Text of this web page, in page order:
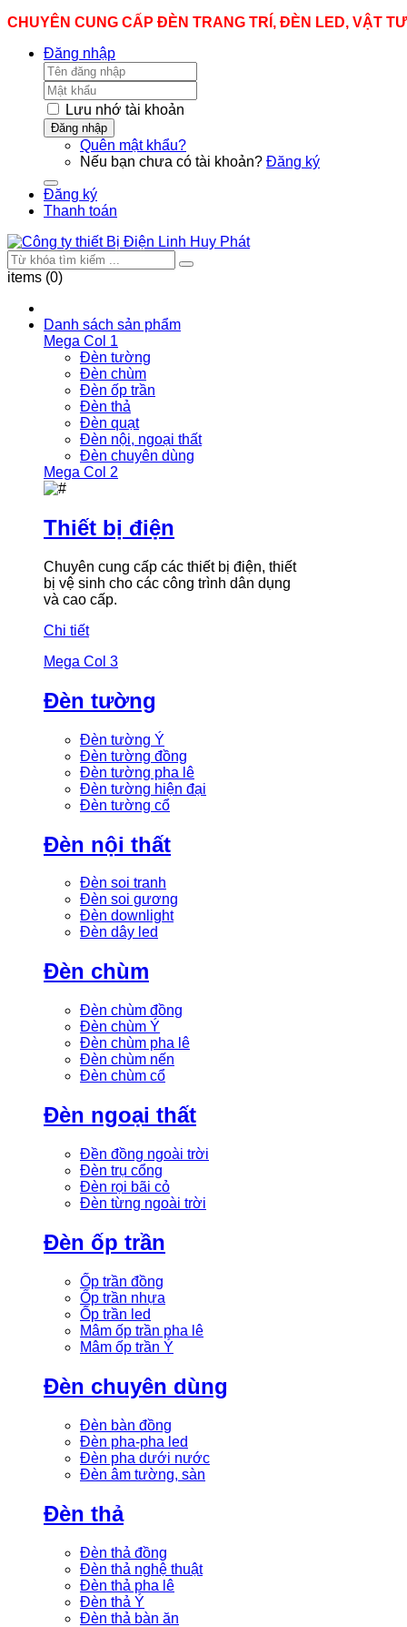
CHUYÊN CUNG CẤP ĐÈN TRANG TRÍ, ĐÈN LED, VẬT
Đăng nhập
Lưu nhớ tài khoản
Đăng nhập
Quên mật khẩu?
Nếu bạn chưa có tài khoản? Đăng ký
Đăng ký
Thanh toán
items (0)
Danh sách sản phẩm
Mega Col 1
Đèn tường
Đèn chùm
Đèn ốp trần
Đèn thả
Đèn quạt
Đèn nội, ngoại thất
Đèn chuyên dùng
Mega Col 2
Thiết bị điện
Chuyên cung cấp các thiết bị điện, thiết
bị vệ sinh cho các công trình dân dụng
và cao cấp.
Chi tiết
Mega Col 3
Đèn tường
Đèn tường Ý
Đèn tường đồng
Đèn tường pha lê
Đèn tường hiện đại
Đèn tường cổ
Đèn nội thất
Đèn soi tranh
Đèn soi gương
Đèn downlight
Đèn dây led
Đèn chùm
Đèn chùm đồng
Đèn chùm Ý
Đèn chùm pha lê
Đèn chùm nến
Đèn chùm cổ
Đèn ngoại thất
Đền đồng ngoài trời
Đèn trụ cổng
Đèn rọi bãi cỏ
Đèn từng ngoài trời
Đèn ốp trần
Ốp trần đồng
Ốp trần nhựa
Ốp trần led
Mâm ốp trần pha lê
Mâm ốp trần Ý
Đèn chuyên dùng
Đèn bàn đồng
Đèn pha-pha led
Đèn pha dưới nước
Đèn âm tường, sàn
Đèn thả
Đèn thả đồng
Đèn thả nghệ thuật
Đèn thả pha lê
Đèn thả Ý
Đèn thả bàn ăn